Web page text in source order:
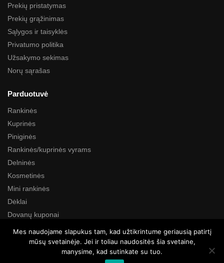
Prekių pristatymas
Prekių grąžinimas
Sąlygos ir taisyklės
Privatumo politika
Užsakymo sekimas
Norų sąrašas
Parduotuvė
Rankinės
Kuprinės
Piniginės
Rankinės/kuprinės vyrams
Delninės
Kosmetinės
Mini rankinės
Dėklai
Dovanų kuponai
Mes naudojame slapukus tam, kad užtikrintume geriausią patirtį
mūsų svetainėje. Jei ir toliau naudositės šia svetaine,
manysime, kad sutinkate su tuo.